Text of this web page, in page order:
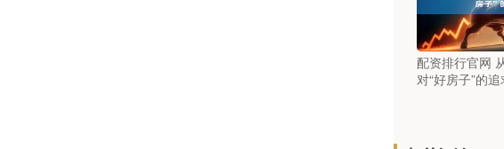
配资排行官网
对“好房子”的